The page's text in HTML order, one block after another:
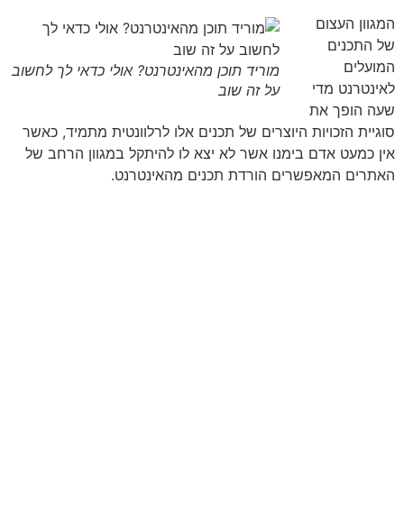
מוריד תוכן מהאינטרנט? אולי כדאי לך לחשוב
על זה שוב
המגוון העצום
של התכנים
המועלים
לאינטרנט מדי
שעה הופך את
סוגיית הזכויות היוצרים של תכנים אלו לרלוונטית מתמיד, כאשר
אין כמעט אדם בימנו אשר לא יצא לו להיתקל במגוון הרחב של
האתרים המאפשרים הורדת תכנים מהאינטרנט.